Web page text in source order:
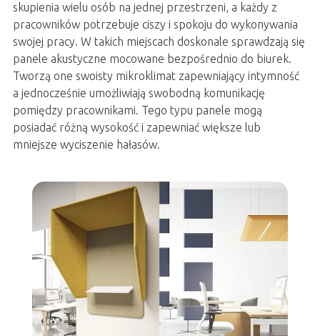
skupienia wielu osób na jednej przestrzeni, a każdy z
pracowników potrzebuje ciszy i spokoju do wykonywania
swojej pracy. W takich miejscach doskonale sprawdzają się
panele akustyczne mocowane bezpośrednio do biurek.
Tworzą one swoisty mikroklimat zapewniający intymność
a jednocześnie umożliwiają swobodną komunikację
pomiędzy pracownikami. Tego typu panele mogą
posiadać różną wysokość i zapewniać większe lub
mniejsze wyciszenie hałasów.